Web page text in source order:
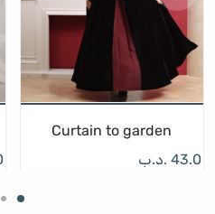
Curtain to garden
43.0 .د.ب